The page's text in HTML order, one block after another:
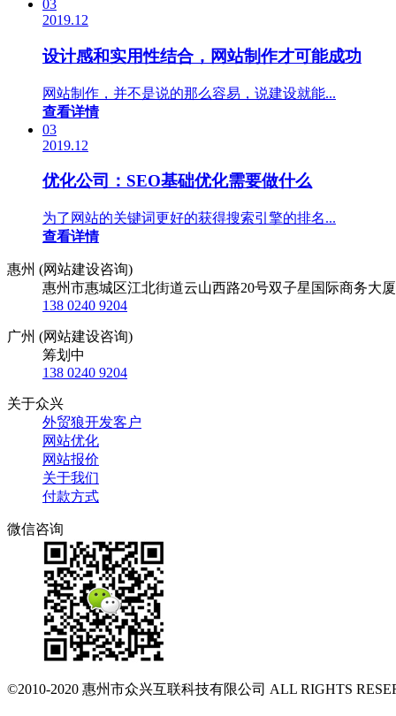
03
2019.12
设计感和实用性结合，网站制作才可能成功
网站制作，并不是说的那么容易，说建设就能...
查看详情
03
2019.12
优化公司：SEO基础优化需要做什么
为了网站的关键词更好的获得搜索引擎的排名...
查看详情
惠州 (网站建设咨询)
惠州市惠城区江北街道云山西路20号双子星国际商务大
138 0240 9204
广州 (网站建设咨询)
筹划中
138 0240 9204
关于众兴
外贸狼开发客户
网站优化
网站报价
关于我们
付款方式
微信咨询
©2010-2020 惠州市众兴互联科技有限公司 ALL RIGHTS